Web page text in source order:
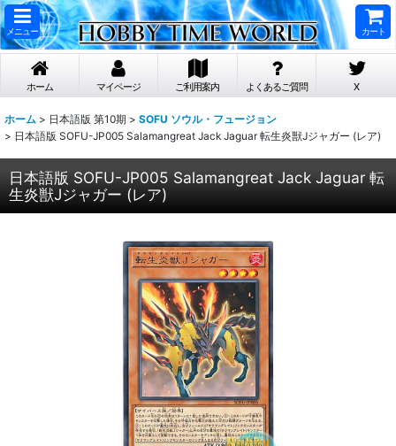
メニュー カート
ホーム マイページ ご利用案内 よくあるご質問 X
ホーム > 日本語版 第10期 > SOFU ソウル・フュージョン
> 日本語版 SOFU-JP005 Salamangreat Jack Jaguar 転生炎獣Jジャガー (レア)
日本語版 SOFU-JP005 Salamangreat Jack Jaguar 転
生炎獣Jジャガー (レア)